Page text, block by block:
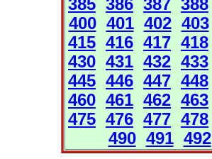
385 386 387 388
400 401 402 403
415 416 417 418
430 431 432 433
445 446 447 448
460 461 462 463
475 476 477 478
490 491 492